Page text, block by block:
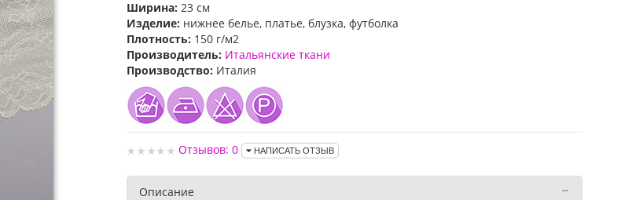
Ширина: 23 см
Изделие: нижнее белье, платье, блузка, футболка
Плотность: 150 г/м2
Производитель: Итальянские ткани
Производство: Италия
Отзывов: 0 НАПИСАТЬ ОТЗЫВ
Описание